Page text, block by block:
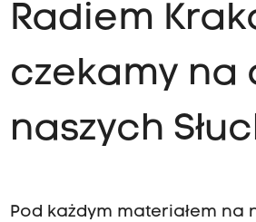
Radiem
czekamy na
naszych
Pod każdym materiałem na